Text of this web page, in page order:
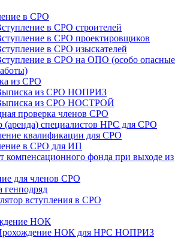
в СРО
в СРО строителей
в СРО проектировщиков
в СРО изыскателей
в СРО на ОПО (особо опасные
из СРО
из СРО НОПРИЗ
из СРО НОСТРОЙ
проверка членов СРО
(аренда) специалистов НРС для СРО
квалификации для СРО
в СРО для ИП
компенсационного фонда при выходе из
для членов СРО
вступления в СРО
НОК
НОК для НРС НОПРИЗ